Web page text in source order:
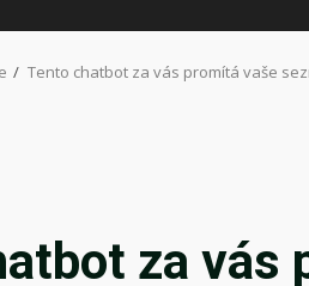
Tento chatbot za vás promítá vaše
za vás